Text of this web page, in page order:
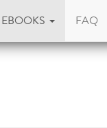
EBOOKS FAQ